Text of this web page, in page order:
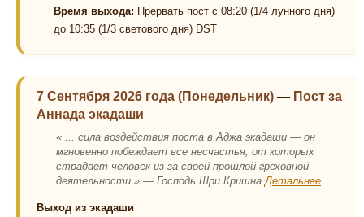
Время выхода: Прервать пост с 08:20 (1/4 лунного дня)
до 10:35 (1/3 светового дня) DST
7 Сентября 2026 года (Понедельник) — Пост за
Аннада экадаши
« ... сила воздействия поста в Аджа экадаши — он
мгновенно побеждает все несчастья, от которых
страдает человек из-за своей прошлой греховной
деятельности.» — Господь Шри КришнаДетальнее
Выход из экадаши